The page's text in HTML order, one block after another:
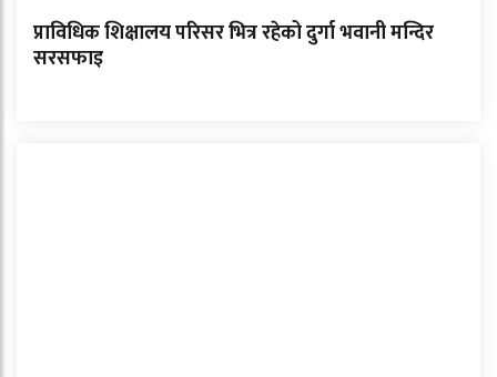
प्राविधिक शिक्षालय परिसर भित्र रहेको दुर्गा भवानी मन्दिर
सरसफाइ